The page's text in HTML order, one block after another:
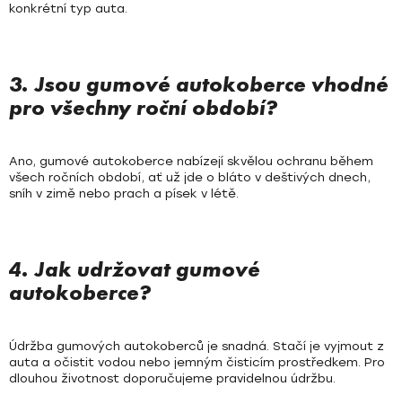
konkrétní typ auta.
3. Jsou gumové autokoberce vhodné
pro všechny roční období?
Ano, gumové autokoberce nabízejí skvělou ochranu během
všech ročních období, ať už jde o bláto v deštivých dnech,
sníh v zimě nebo prach a písek v létě.
4. Jak udržovat gumové
autokoberce?
Údržba gumových autokoberců je snadná. Stačí je vyjmout z
auta a očistit vodou nebo jemným čisticím prostředkem. Pro
dlouhou životnost doporučujeme pravidelnou údržbu.